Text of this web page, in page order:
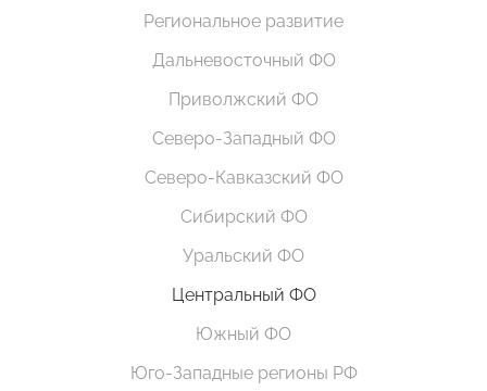
Региональное развитие
Дальневосточный ФО
Приволжский ФО
Северо-Западный ФО
Северо-Кавказский ФО
Сибирский ФО
Уральский ФО
Центральный ФО
Южный ФО
Юго-Западные регионы РФ